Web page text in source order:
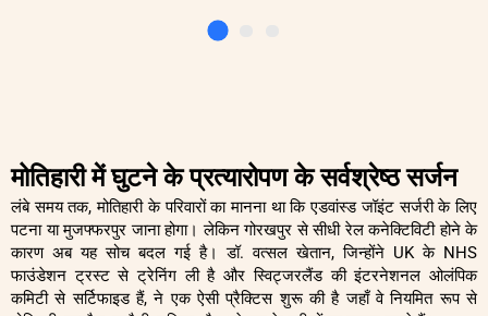
मोतिहारी में घुटने के प्रत्यारोपण के सर्वश्रेष्ठ सर्जन
लंबे समय तक, मोतिहारी के परिवारों का मानना ​​था कि एडवांस्ड जॉइंट सर्जरी के लिए
पटना या मुजफ्फरपुर जाना होगा। लेकिन गोरखपुर से सीधी रेल कनेक्टिविटी होने के
कारण अब यह सोच बदल गई है। डॉ. वत्सल खेतान, जिन्होंने UK के NHS
फाउंडेशन ट्रस्ट से ट्रेनिंग ली है और स्विट्जरलैंड की इंटरनेशनल ओलंपिक
कमिटी से सर्टिफाइड हैं, ने एक ऐसी प्रैक्टिस शुरू की है जहाँ वे नियमित रूप से